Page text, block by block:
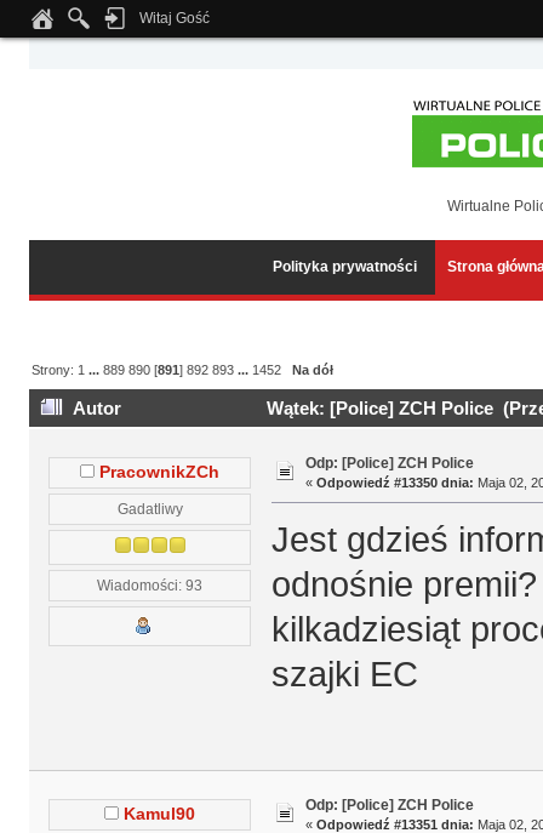
Notice: Undefined index: tapatalk_body_hook in
Witaj Gość
Wirtualne
Polityka prywatności Strona
Strony: 1 ...889 890 [891]892 893 ... 1452 Na dół
Autor Wątek: [Police] ZCH Police
PracownikZCh
Gadatliwy
Wiadomości: 93
Odp: [Police] ZCH Police
« Odpowiedź #13350 dnia: Maja 02,
Jest gdzieś
odnośnie
kilkadziesiąt
szajki EC
Kamul90 Odp: [Police] ZCH Police
« Odpowiedź #13351 dnia: Maja 02,